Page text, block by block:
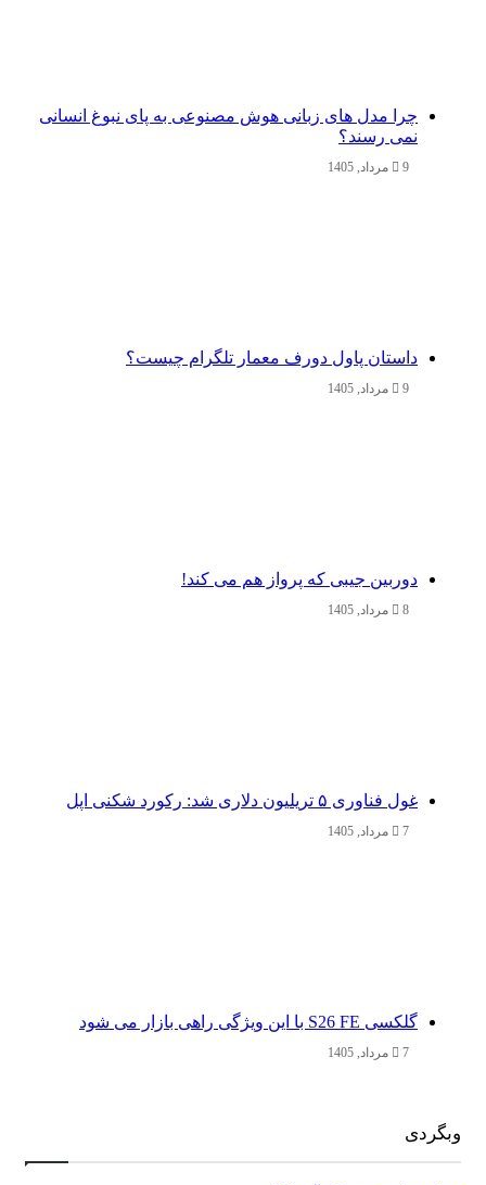
چرا مدل‌ های زبانی هوش مصنوعی به پای نبوغ انسانی
نمی‌ رسند؟
9 مرداد, 1405
داستان پاول دورف معمار تلگرام چیست؟
9 مرداد, 1405
دوربین جیبی که پرواز هم می‌ کند!
8 مرداد, 1405
غول فناوری ۵ تریلیون دلاری شد: رکورد شکنی اپل
7 مرداد, 1405
گلکسی S26 FE با این ویژگی راهی بازار می شود
7 مرداد, 1405
وبگردی